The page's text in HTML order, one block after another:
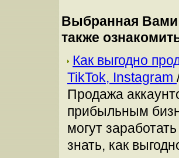
Выбранная Вами
также
Как выгодно
TikTok, Instagram
Продажа
прибыльным
могут
знать, как